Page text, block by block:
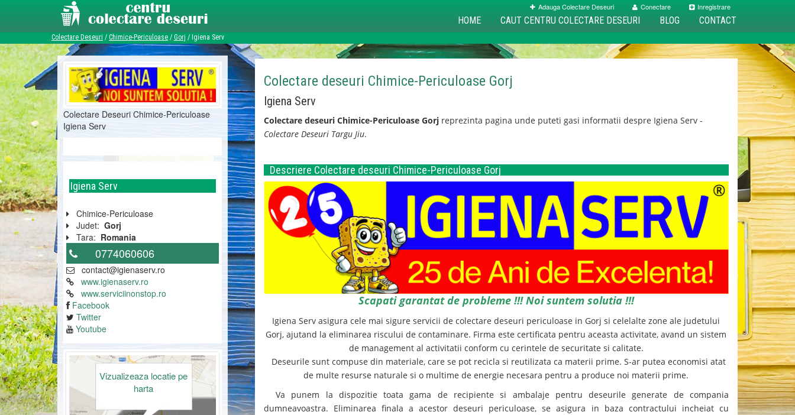
Adauga Colectare Deseuri Conectare Inregistrare
HOME CAUT CENTRU COLECTARE DESEURI BLOG CONTACT
Colectare Deseuri / Chimice-Periculoase / Gorj / Igiena Serv
Colectare Deseuri Chimice-Periculoase
Igiena Serv
Igiena Serv
Chimice-Periculoase
Judet: Gorj
Tara: Romania
0774060606
contact@igienaserv.ro
www.igienaserv.ro
www.serviciinonstop.ro
Facebook
Twitter
Youtube
Vizualizeaza locatie pe
harta
Colectare deseuri Chimice-Periculoase Gorj
Igiena Serv
Colectare deseuri Chimice-Periculoase Gorjreprezinta pagina unde puteti gasi informatii despre Igiena Serv -
Colectare Deseuri Targu Jiu.
Descriere Colectare deseuri Chimice-Periculoase Gorj
Scapati garantat de probleme !!! Noi suntem solutia !!!
Igiena Serv asigura cele mai sigure servicii de colectare deseuri periculoase in Gorj si celelalte zone ale judetului
Gorj, ajutand la eliminarea riscului de contaminare. Firma este certificata pentru aceasta activitate, avand un sistem
de management al activitatii conform cu cerintele de securitate si calitate.
Deseurile sunt compuse din materiale, care se pot recicla si reutilizata ca materii prime. S-ar putea economisi atat
de multe resurse naturale si o multime de energie necesara pentru a produce noi materii prime.
Va punem la dispozitie toata gama de recipiente si ambalaje pentru deseurile generate de compania
dumneavoastra. Eliminarea finala a acestor deseuri periculoase, se asigura in baza contractului incheiat cu